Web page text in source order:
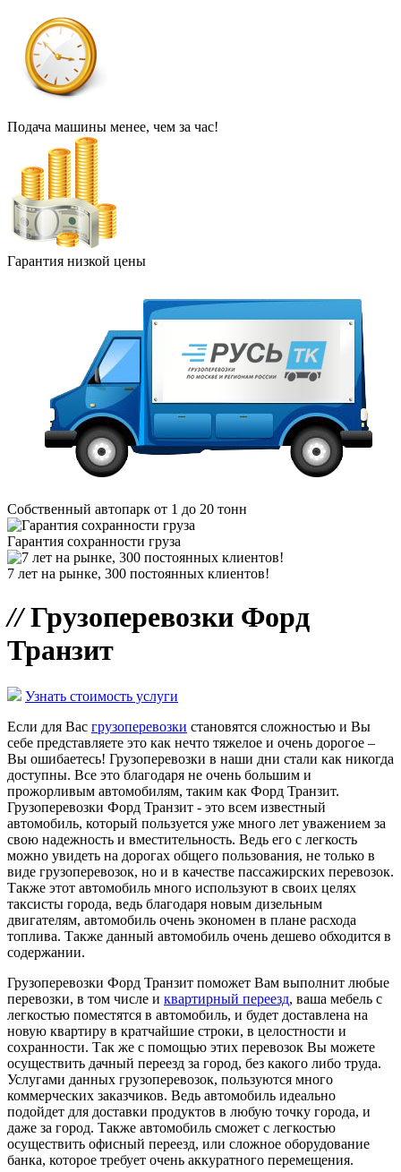
Подача машины менее, чем за час!
Гарантия низкой цены
Собственный автопарк от 1 до 20 тонн
Гарантия сохранности груза
7 лет на рынке, 300 постоянных клиентов!
//Грузоперевозки Форд
Транзит
Узнать стоимость услуги
Если для Вас грузоперевозки становятся сложностью и Вы
себе представляете это как нечто тяжелое и очень дорогое –
Вы ошибаетесь! Грузоперевозки в наши дни стали как никогда
доступны. Все это благодаря не очень большим и
прожорливым автомобилям, таким как Форд Транзит.
Грузоперевозки Форд Транзит - это всем известный
автомобиль, который пользуется уже много лет уважением за
свою надежность и вместительность. Ведь его с легкость
можно увидеть на дорогах общего пользования, не только в
виде грузоперевозок, но и в качестве пассажирских перевозок.
Также этот автомобиль много используют в своих целях
таксисты города, ведь благодаря новым дизельным
двигателям, автомобиль очень экономен в плане расхода
топлива. Также данный автомобиль очень дешево обходится в
содержании.
Грузоперевозки Форд Транзит поможет Вам выполнит любые
перевозки, в том числе и квартирный переезд, ваша мебель с
легкостью поместятся в автомобиль, и будет доставлена на
новую квартиру в кратчайшие строки, в целостности и
сохранности. Так же с помощью этих перевозок Вы можете
осуществить дачный переезд за город, без какого либо труда.
Услугами данных грузоперевозок, пользуются много
коммерческих заказчиков. Ведь автомобиль идеально
подойдет для доставки продуктов в любую точку города, и
даже за город. Также автомобиль сможет с легкостью
осуществить офисный переезд, или сложное оборудование
банка, которое требует очень аккуратного перемещения.